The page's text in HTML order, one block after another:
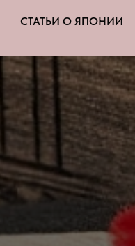
СТАТЬИ О ЯПОНИИ